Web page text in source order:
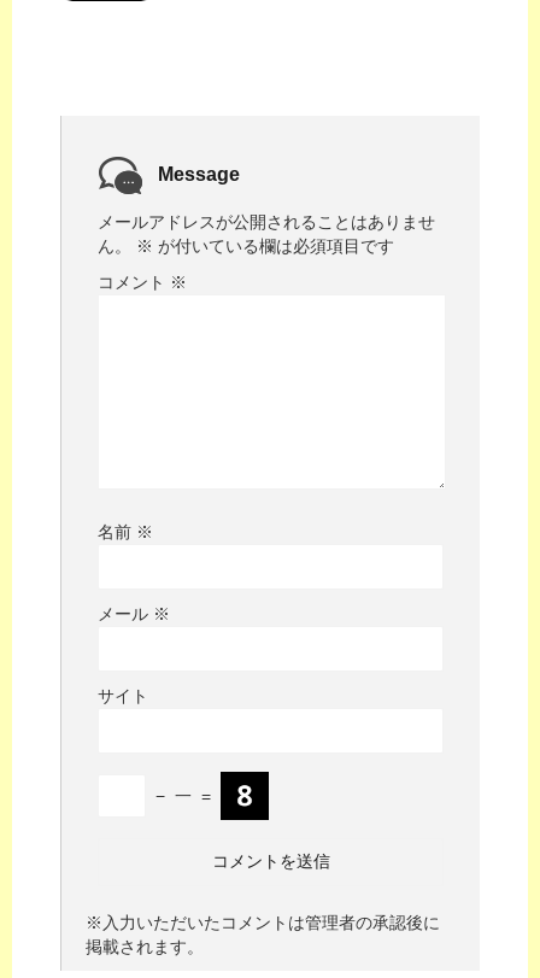
Message
メールアドレスが公開されることはありませ
ん。
※ が付いている欄は必須項目です
コメント ※
名前 ※
メール ※
サイト
− 一 =
※入力いただいたコメントは管理者の承認後に
掲載されます。